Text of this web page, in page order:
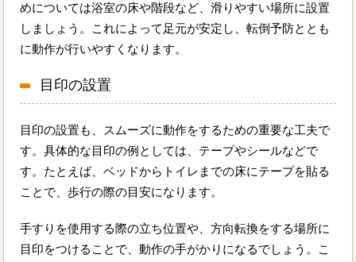
めについては浴室の床や階段など、滑りやすい場所に設置
しましょう。これによって足元が安定し、転倒予防ととも
に動作が行いやすくなります。
目印の設置
目印の設置も、スムーズに動作をするための重要な工夫で
す。具体的な目印の例としては、テープやシールなどで
す。たとえば、ベッドからトイレまでの床にテープを貼る
ことで、歩行の際の目安になります。
手すりを使用する際の立ち位置や、方向転換をする場所に
目印をつけることで、動作の手がかりになるでしょう。こ